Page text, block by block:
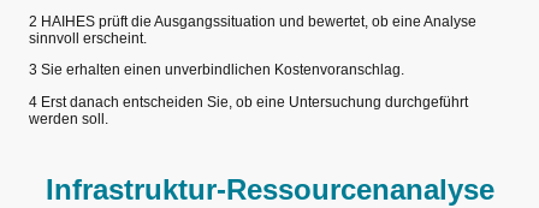
2 HAIHES prüft die Ausgangssituation und bewertet, ob eine Analyse
sinnvoll erscheint.
3 Sie erhalten einen unverbindlichen Kostenvoranschlag.
4 Erst danach entscheiden Sie, ob eine Untersuchung durchgeführt
werden soll.
Infrastruktur-Ressourcenanalyse